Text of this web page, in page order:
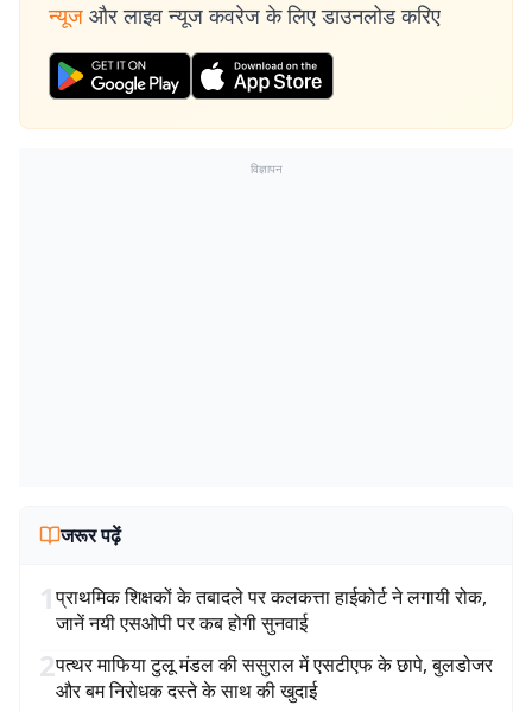
न्यूज और लाइव न्यूज कवरेज के लिए डाउनलोड करिए
विज्ञापन
जरूर पढ़ें
1प्राथमिक शिक्षकों के तबादले पर कलकत्ता हाईकोर्ट ने लगायी रोक,
जानें नयी एसओपी पर कब होगी सुनवाई
2पत्थर माफिया टुलू मंडल की ससुराल में एसटीएफ के छापे, बुलडोजर
और बम निरोधक दस्ते के साथ की खुदाई